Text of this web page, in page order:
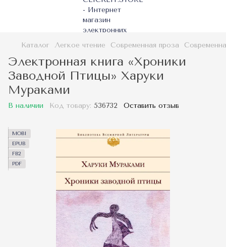
Каталог Легкое чтение Современная проза
Электронная книга «Хроники
Заводной Птицы» Харуки
Мураками
В наличии Код товару: 536732 Оставить отзыв
MOBI
EPUB
FB2
PDF